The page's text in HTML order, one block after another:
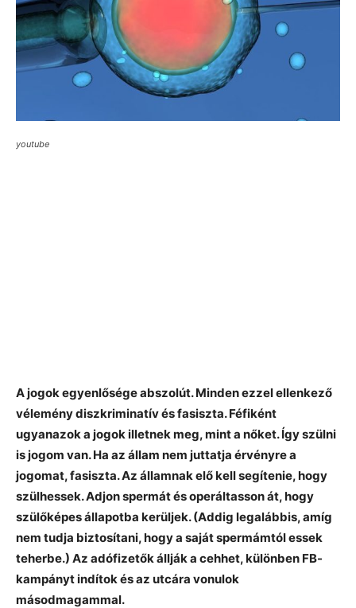
youtube
A jogok egyenlősége abszolút. Minden ezzel ellenkező
vélemény diszkriminatív és fasiszta. Féfiként
ugyanazok a jogok illetnek meg, mint a nőket. Így szülni
is jogom van. Ha az állam nem juttatja érvényre a
jogomat, fasiszta. Az államnak elő kell segítenie, hogy
szülhessek. Adjon spermát és operáltasson át, hogy
szülőképes állapotba kerüljek. (Addig legalábbis, amíg
nem tudja biztosítani, hogy a saját spermámtól essek
teherbe.) Az adófizetők állják a cehhet, különben FB-
kampányt indítok és az utcára vonulok
másodmagammal.